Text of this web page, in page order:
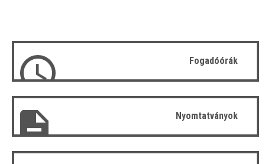
Fogadóórák
Nyomtatványok